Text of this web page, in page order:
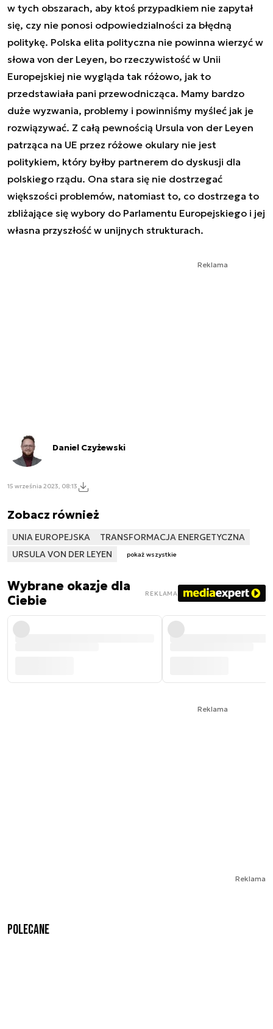
w tych obszarach, aby ktoś przypadkiem nie zapytał
się, czy nie ponosi odpowiedzialności za błędną
politykę. Polska elita polityczna nie powinna wierzyć w
słowa von der Leyen, bo rzeczywistość w Unii
Europejskiej nie wygląda tak różowo, jak to
przedstawiała pani przewodnicząca. Mamy bardzo
duże wyzwania, problemy i powinniśmy myśleć jak je
rozwiązywać. Z całą pewnością Ursula von der Leyen
patrząca na UE przez różowe okulary nie jest
politykiem, który byłby partnerem do dyskusji dla
polskiego rządu. Ona stara się nie dostrzegać
większości problemów, natomiast to, co dostrzega to
zbliżające się wybory do Parlamentu Europejskiego i jej
własna przyszłość w unijnych strukturach.
Reklama
Daniel Czyżewski
15 września 2023, 08:13
Zobacz również
UNIA EUROPEJSKA
TRANSFORMACJA ENERGETYCZNA
URSULA VON DER LEYEN
pokaż wszystkie
Wybrane okazje dla
Ciebie
REKLAMA
Reklama
Reklama
Polecane